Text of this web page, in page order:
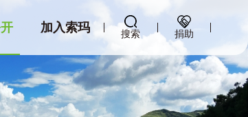
加入索玛 搜索 捐助